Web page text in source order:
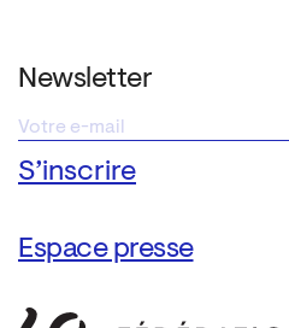
Newsletter
Espace presse